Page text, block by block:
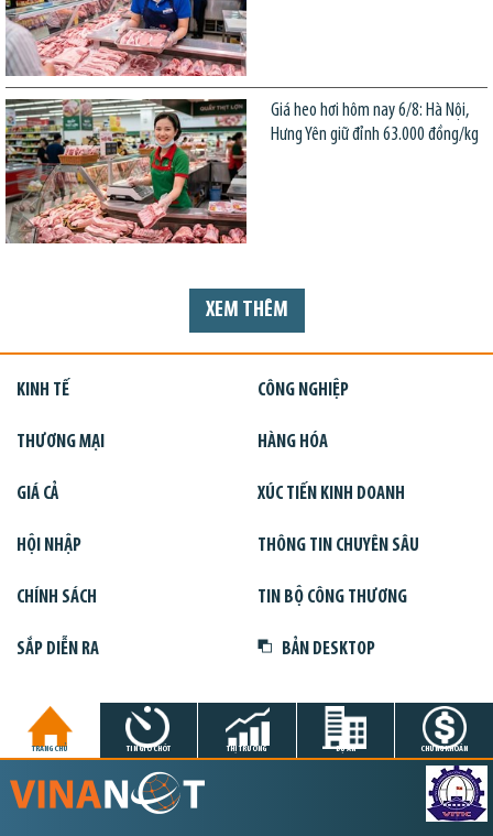
Giá heo hơi hôm nay 6/8: Hà Nội,
Hưng Yên giữ đỉnh 63.000 đồng/kg
XEM THÊM
KINH TẾ CÔNG NGHIỆP
THƯƠNG MẠI HÀNG HÓA
GIÁ CẢ XÚC TIẾN KINH DOANH
HỘI NHẬP THÔNG TIN CHUYÊN SÂU
CHÍNH SÁCH TIN BỘ CÔNG THƯƠNG
SẮP DIỄN RA BẢN DESKTOP
TRANG CHỦ TIN GIỜ CHÓT THỊ TRƯỜNG DỰ ÁN CHỨNG KHOÁN